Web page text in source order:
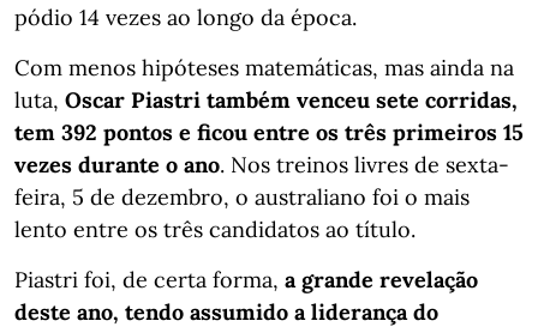
pódio 14 vezes ao longo da época.
Com menos hipóteses matemáticas, mas ainda na
luta, Oscar Piastri também venceu sete corridas,
tem 392 pontos e ficou entre os três primeiros 15
vezes durante o ano. Nos treinos livres de sexta-
feira, 5 de dezembro, o australiano foi o mais
lento entre os três candidatos ao título.
Piastri foi, de certa forma, a grande revelação
deste ano, tendo assumido a liderança do